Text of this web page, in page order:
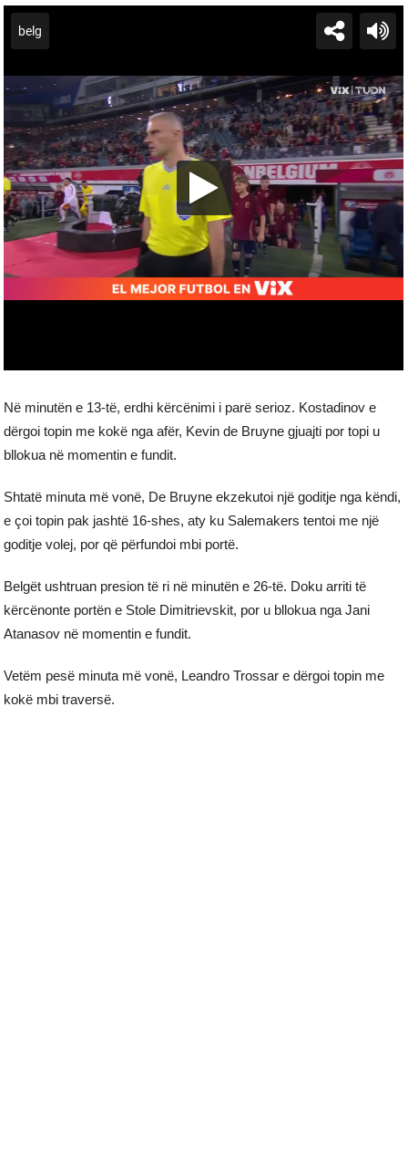
Në minutën e 13-të, erdhi kërcënimi i parë serioz. Kostadinov e
dërgoi topin me kokë nga afër, Kevin de Bruyne gjuajti por topi u
bllokua në momentin e fundit.
Shtatë minuta më vonë, De Bruyne ekzekutoi një goditje nga këndi,
e çoi topin pak jashtë 16-shes, aty ku Salemakers tentoi me një
goditje volej, por që përfundoi mbi portë.
Belgët ushtruan presion të ri në minutën e 26-të. Doku arriti të
kërcënonte portën e Stole Dimitrievskit, por u bllokua nga Jani
Atanasov në momentin e fundit.
Vetëm pesë minuta më vonë, Leandro Trossar e dërgoi topin me
kokë mbi traversë.